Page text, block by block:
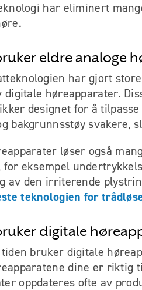
har eliminert
eldre analoge
har gjort
høreapparater.
designet for å
bakgrunnsstøy svakere,
løser også
for eksempel
av den irriterende
teknologien for
digitale
bruker digitale
dine er riktig
oppdateres ofte av